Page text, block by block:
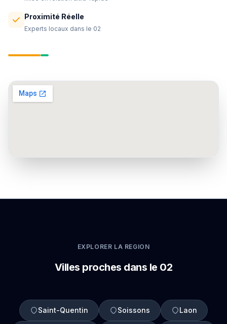
Proximité Réelle
Experts locaux dans le 02
EXPLORER LA REGION
Villes proches dans le 02
Saint-Quentin Soissons Laon